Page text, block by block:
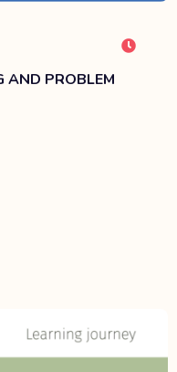
AND PROBLEM